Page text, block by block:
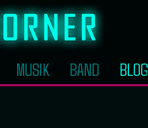
MUSIK BAND BLOG